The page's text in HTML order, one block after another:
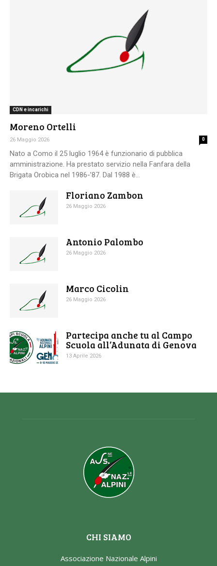
CDN e incarichi
Moreno Ortelli
26 Maggio 2026 0
Nato a Como il 25 luglio 1964 è funzionario di pubblica
amministrazione. Ha prestato servizio nella Fanfara della
Brigata Orobica nel 1986-’87. Dal 1988 è...
Floriano Zambon
26 Maggio 2026
Antonio Palombo
26 Maggio 2026
Marco Cicolin
26 Maggio 2026
Partecipa anche tu al Campo
Scuola all’Adunata di Genova
13 Aprile 2026
CHI SIAMO
Associazione Nazionale Alpini